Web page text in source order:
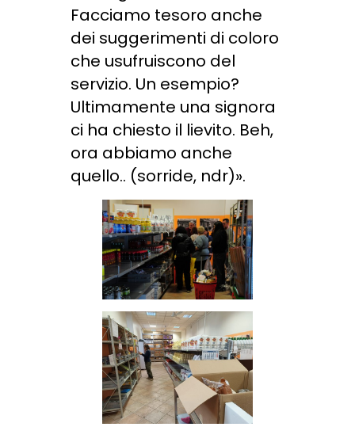
Facciamo tesoro anche
dei suggerimenti di coloro
che usufruiscono del
servizio. Un esempio?
Ultimamente una signora
ci ha chiesto il lievito. Beh,
ora abbiamo anche
quello.. (sorride, ndr)».